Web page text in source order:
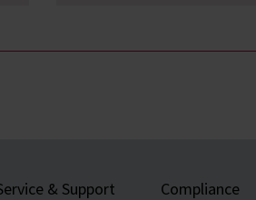
& Support Compliance